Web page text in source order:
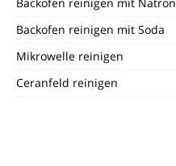
Backofen reinigen mit Natron
Backofen reinigen mit Soda
Mikrowelle reinigen
Ceranfeld reinigen